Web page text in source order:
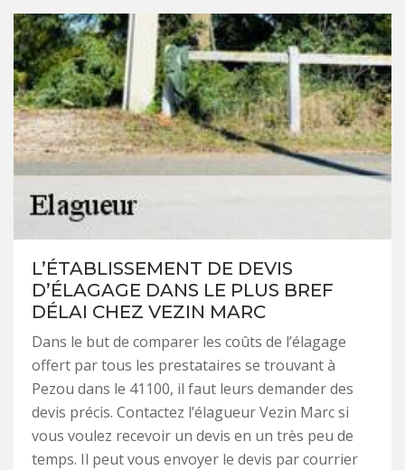
L’ÉTABLISSEMENT DE DEVIS
D’ÉLAGAGE DANS LE PLUS BREF
DÉLAI CHEZ VEZIN MARC
Dans le but de comparer les coûts de l’élagage
offert par tous les prestataires se trouvant à
Pezou dans le 41100, il faut leurs demander des
devis précis. Contactez l’élagueur Vezin Marc si
vous voulez recevoir un devis en un très peu de
temps. Il peut vous envoyer le devis par courrier